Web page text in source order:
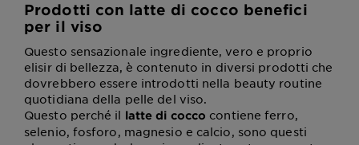
Prodotti con latte di cocco benefici
per il viso
Questo sensazionale ingrediente, vero e proprio
elisir di bellezza, è contenuto in diversi prodotti che
dovrebbero essere introdotti nella beauty routine
quotidiana della pelle del viso.
Questo perché il latte di cocco contiene ferro,
selenio, fosforo, magnesio e calcio, sono questi